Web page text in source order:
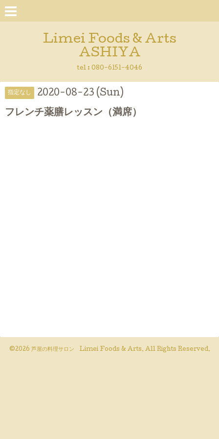
Limei Foods & Arts
ASHIYA
tel : 080-6151-4046
指定なし 2020-08-23 (Sun)
フレンチ薬膳レッスン（満席）
©2026 芦屋の料理サロン Limei Foods & Arts. All Rights Reserved.